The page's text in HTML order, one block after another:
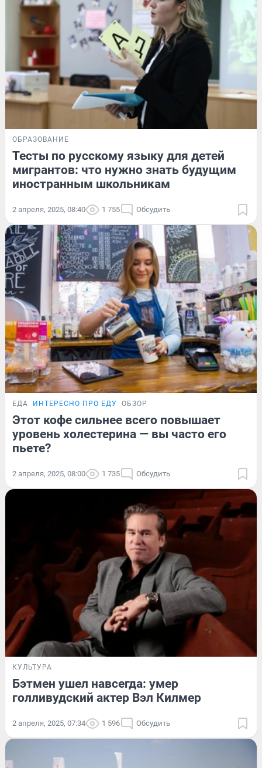
ОБРАЗОВАНИЕ
Тесты по русскому языку для детей
мигрантов: что нужно знать будущим
иностранным школьникам
2 апреля, 2025, 08:40 1 755 Обсудить
ЕДА ИНТЕРЕСНО ПРО ЕДУ ОБЗОР
Этот кофе сильнее всего повышает
уровень холестерина — вы часто его
пьете?
2 апреля, 2025, 08:00 1 735 Обсудить
КУЛЬТУРА
Бэтмен ушел навсегда: умер
голливудский актер Вэл Килмер
2 апреля, 2025, 07:34 1 596 Обсудить